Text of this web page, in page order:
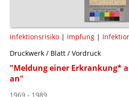
Infektionsrisiko | Impfung |
Druckwerk / Blatt / Vordruck
"Meldung einer Erkrankung*
an"
1969 - 1989